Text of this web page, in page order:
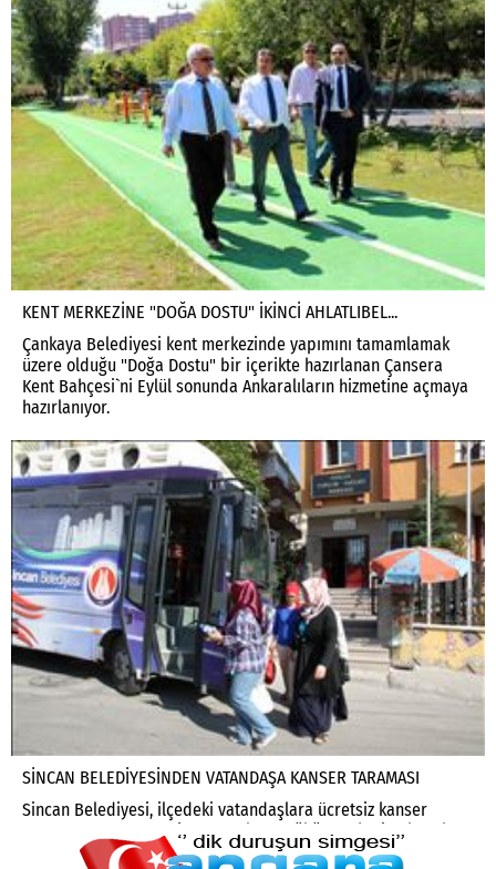
KENT MERKEZİNE "DOĞA DOSTU" İKİNCİ AHLATLIBEL...
Çankaya Belediyesi kent merkezinde yapımını tamamlamak
üzere olduğu "Doğa Dostu" bir içerikte hazırlanan Çansera
Kent Bahçesi`ni Eylül sonunda Ankaralıların hizmetine açmaya
hazırlanıyor.
SİNCAN BELEDİYESİNDEN VATANDAŞA KANSER TARAMASI
Sincan Belediyesi, ilçedeki vatandaşlara ücretsiz kanser
taraması yaptırıyor. Sincan Toplum Sağlığı Merkezine kayıtlı
olan hastaları alıp Andiçen Ketem Polikliniğe götüren Sincan